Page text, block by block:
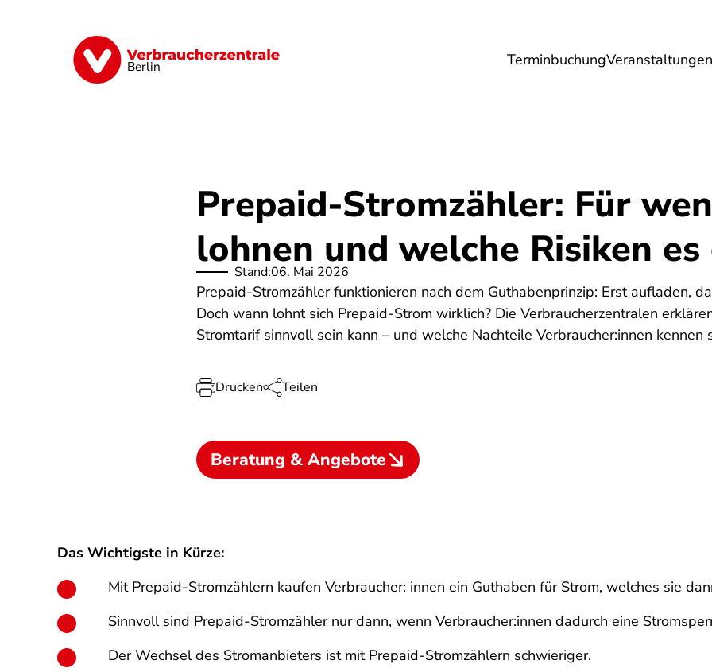
Berlin TerminbuchungVeranstaltungen
Finanzen Digitales Lebensmittel Gesundheit Energie
Prepaid-Stromzähler: Für
lohnen und welche Risiken
Stand:06. Mai 2026
Prepaid-Stromzähler funktionieren nach dem Guthabenprinzip: Erst aufladen,
Doch wann lohnt sich Prepaid-Strom wirklich? Die Verbraucherzentralen
Stromtarif sinnvoll sein kann – und welche Nachteile Verbraucher:innen kennen
Drucken Teilen
Beratung & Angebote
Das Wichtigste in Kürze:
Mit Prepaid-Stromzählern kaufen Verbraucher: innen ein Guthaben für Strom, welches sie
Sinnvoll sind Prepaid-Stromzähler nur dann, wenn Verbraucher:innen dadurch eine
Der Wechsel des Stromanbieters ist mit Prepaid-Stromzählern schwieriger.